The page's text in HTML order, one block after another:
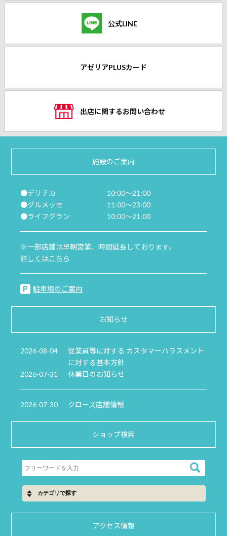
公式LINE
アゼリアPLUSカード
出店に関するお問い合わせ
施設のご案内
●デリチカ
10:00～21:00
●グルメッセ
11:00～23:00
●ライフグラン
10:00～21:00
※一部店舗は早朝営業、時間延長しております。
詳しくはこちら
駐車場のご案内
お知らせ
2026-08-04
従業員等に対する カスタマーハラスメント
に対する基本方針
2026-07-31
休業日のお知らせ
2026-07-30 クローズ店舗情報
ショップ検索
アクセス情報